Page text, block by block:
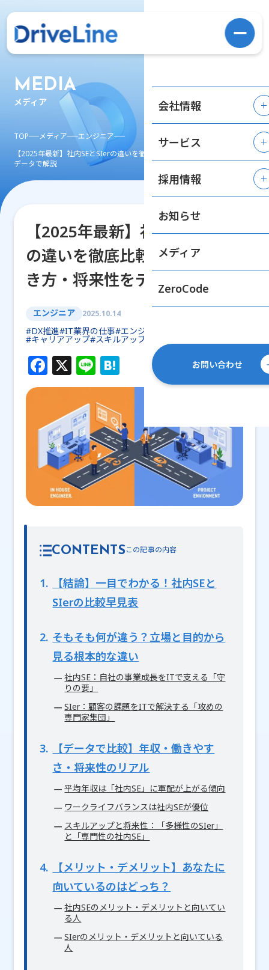
会社情報
サービス
採用情報
お知らせ
メディア
ZeroCode
お問い合わせ
MEDIA
メディア
TOP メディア
エンジニア
【2025年最新】社内SEとSIerの違いを徹底比較｜年収・働き方・将来性を
データで解説
【2025年最新】社内SEとSIer
の違いを徹底比較｜年収・働
き方・将来性をデータで解説
エンジニア 2025.10.14
#DX推進#IT業界の仕事#エンジニア転職
#キャリアアップ#スキルアップ
F
a
e
b
o
o
k
X Li
n
e
H
at
n
a
CONTENTS
1
【結論】一目でわかる！社内SEと
SIerの比較早見表
2 そもそも何が違う？立場と目的から
見る根本的な違い
社内SE：自社の事業成長をITで支える「守
りの要」
SIer：顧客の課題をITで解決する「攻めの
専門家集団」
3
【データで比較】年収・働きやす
さ・将来性のリアル
平均年収は「社内SE」に軍配が上がる傾向
ワークライフバランスは社内SEが優位
スキルアップと将来性：「多様性のSIer」
と「専門性の社内SE」
4
【メリット・デメリット】あなたに
向いているのはどっち？
社内SEのメリット・デメリットと向いてい
る人
SIerのメリット・デメリットと向いている
人